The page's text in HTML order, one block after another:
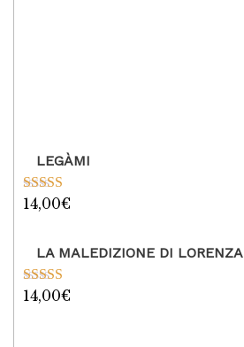
LEGÀMI
Valutato
14,00€
LA MALEDIZIONE DI LORENZA
Valutato
14,00€